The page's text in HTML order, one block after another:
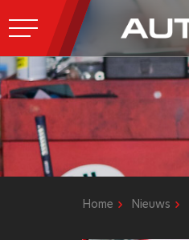
Home Nieuws